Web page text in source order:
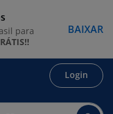
Login
para
BAIXAR